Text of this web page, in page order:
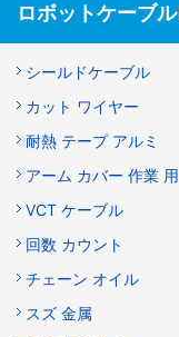
ロボットケーブ
シールドケーブル
カット ワイヤー
耐熱 テープ アルミ
アーム カバー 作業 用
VCT ケーブル
回数 カウント
チェーン オイル
スズ 金属